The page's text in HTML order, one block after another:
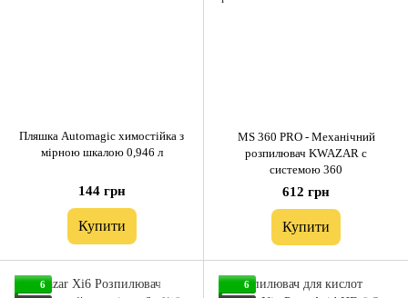
Пляшка Automagic химостійка з
мірною шкалою 0,946 л
144 грн
Купити
MS 360 PRO - Механічний
розпилювач KWAZAR c
системою 360
612 грн
Купити
6
6